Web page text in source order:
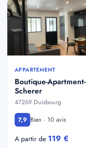
APPARTEMENT
Boutique-Apartment-
Scherer
47269 Duisbourg
7,9 Bien · 10 avis
A partir de 119 €